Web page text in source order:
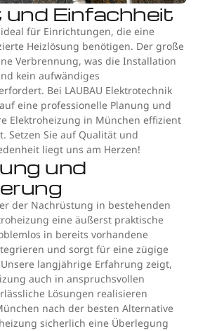
und Einfachheit
für Einrichtungen, die eine
Heizlösung benötigen. Der große
Verbrennung, was die Installation
kein aufwändiges
Bei LAUBAU Elektrotechnik
eine professionelle Planung und
Elektroheizung in München effizient
Setzen Sie auf Qualität und
liegt uns am Herzen!
und
der Nachrüstung in bestehenden
eine äußerst praktische
in bereits vorhandene
und sorgt für eine zügige
langjährige Erfahrung zeigt,
auch in anspruchsvollen
Lösungen realisieren
nach der besten Alternative
sicherlich eine Überlegung